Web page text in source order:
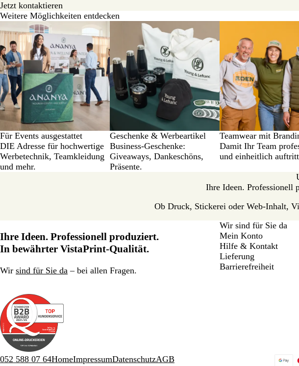
Jetzt kontaktieren
Weitere Möglichkeiten entdecken
Für Events ausgestattet
DIE Adresse für hochwertige
Werbetechnik, Teamkleidung
und mehr.
Geschenke & Werbeartikel
Business-Geschenke:
Giveaways, Dankeschöns,
Präsente.
Teamwear mit
Damit Ihr Team
und einheitlich
Ihre Ideen. Professionell
Ob Druck, Stickerei oder Web-Inhalt,
Ihre Ideen. Professionell produziert.
In bewährter VistaPrint-Qualität.
Wir sind für Sie da – bei allen Fragen.
Wir sind für Sie da
Mein Konto
Hilfe & Kontakt
Lieferung
Barrierefreiheit
052 588 07 64HomeImpressumDatenschutzAGB